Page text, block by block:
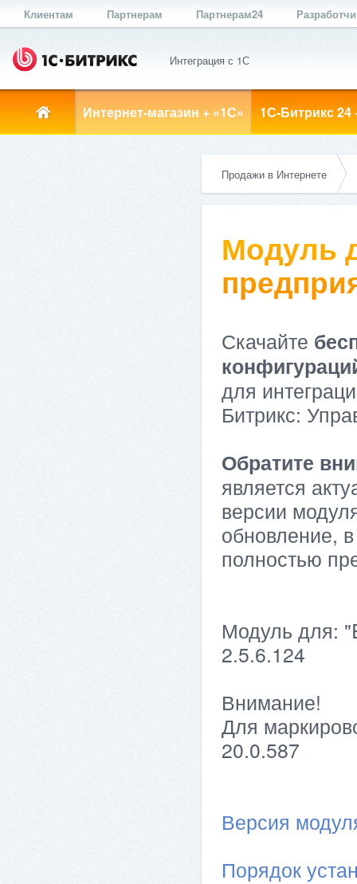
Клиентам Партнерам Партнерам24
Интеграция с 1С
Интернет-магазин + «1С» 1С-Битрикс 24
Продажи в Интернете
Модуль
Скачайте
для
Битрикс:
Обратите
является
версии
обновление,
полностью
Модуль для:
2.5.6.124
Внимание!
Для
20.0.587
Версия
Порядок